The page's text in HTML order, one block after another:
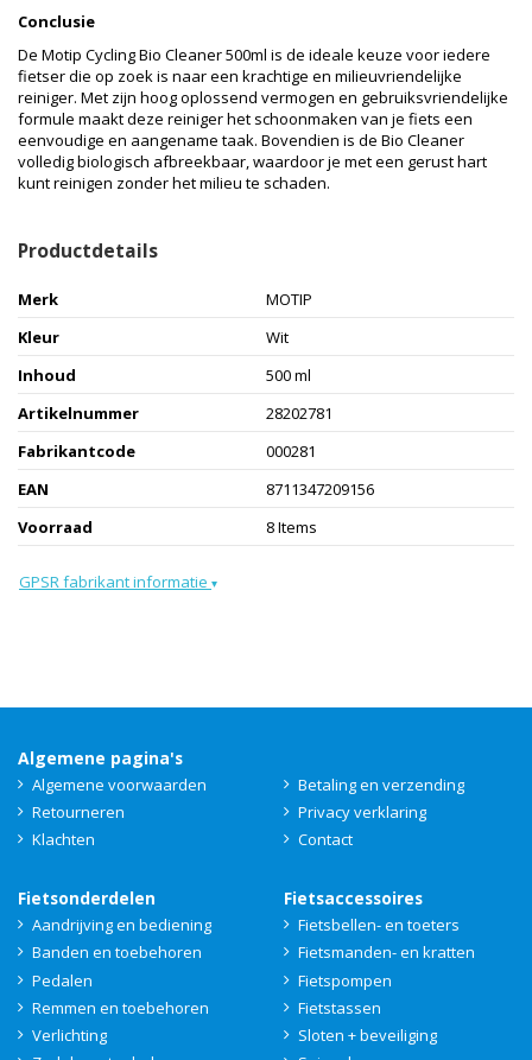
Conclusie
De Motip Cycling Bio Cleaner 500ml is de ideale keuze voor iedere
fietser die op zoek is naar een krachtige en milieuvriendelijke
reiniger. Met zijn hoog oplossend vermogen en gebruiksvriendelijke
formule maakt deze reiniger het schoonmaken van je fiets een
eenvoudige en aangename taak. Bovendien is de Bio Cleaner
volledig biologisch afbreekbaar, waardoor je met een gerust hart
kunt reinigen zonder het milieu te schaden.
Productdetails
Merk
MOTIP
Kleur
Wit
Inhoud
500 ml
Artikelnummer
28202781
Fabrikantcode
000281
EAN
8711347209156
Voorraad
8 Items
GPSR fabrikant informatie ▾
Algemene pagina's
Algemene voorwaarden
Betaling en verzending
Retourneren
Privacy verklaring
Klachten
Contact
Fietsonderdelen
Aandrijving en bediening
Banden en toebehoren
Pedalen
Remmen en toebehoren
Verlichting
Fietsaccessoires
Fietsbellen- en toeters
Fietsmanden- en kratten
Fietspompen
Fietstassen
Sloten + beveiliging